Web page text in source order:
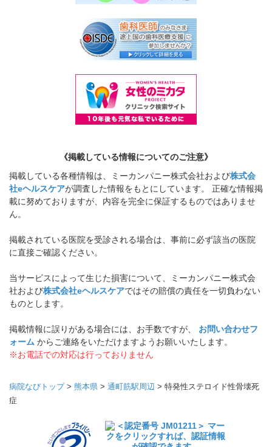
《掲載している情報についてのご注意》
掲載している各種情報は、ミーカンパニー株式会社および株式会
社eヘルスケアが調査した情報をもとにしています。 正確な情報掲
載に努めておりますが、内容を完全に保証するものではありませ
ん。
掲載されている医院を受診される場合は、事前に必ず該当の医院
に直接ご確認ください。
当サービスによって生じた損害について、ミーカンパニー株式会
社および株式会社eヘルスケアではその賠償の責任を一切負わない
ものとします。
掲載情報に誤りがある場合には、お手数ですが、 お問い合わせフ
ォーム からご連絡をいただけますようお願いいたします。
※お電話での対応は行っておりません
病院なびトップ> 熊本県 > 通町筋駅周辺 > 特発性ステロイド性骨壊死
症